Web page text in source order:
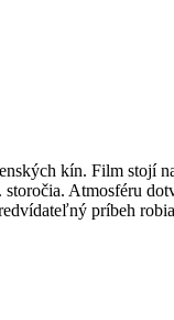
kín. Film stojí
Atmosféru
príbeh